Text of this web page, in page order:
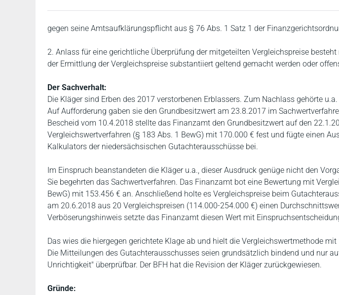
gegen seine Amtsaufklärungspflicht aus § 76 Abs. 1 Satz 1 der
2. Anlass für eine gerichtliche Überprüfung der mitgeteilten Vergleichspreise
der Ermittlung der Vergleichspreise substantiiert geltend gemacht werden oder
Der Sachverhalt:
Die Kläger sind Erben des 2017 verstorbenen Erblassers. Zum Nachlass gehörte
Auf Aufforderung gaben sie den Grundbesitzwert am 23.8.2017 im
Bescheid vom 10.4.2018 stellte das Finanzamt den Grundbesitzwert auf den
Vergleichswertverfahren (§ 183 Abs. 1 BewG) mit 170.000 € fest und fügte einen
Kalkulators der niedersächsischen Gutachterausschüsse bei.
Im Einspruch beanstandeten die Kläger u.a., dieser Ausdruck genüge nicht den
Sie begehrten das Sachwertverfahren. Das Finanzamt bot eine Bewertung mit
BewG) mit 153.456 € an. Anschließend holte es Vergleichspreise beim
am 20.6.2018 aus 20 Vergleichspreisen (114.000-254.000 €) einen
Verböserungshinweis setzte das Finanzamt diesen Wert mit
Das wies die hiergegen gerichtete Klage ab und hielt die Vergleichswertmethode
Die Mitteilungen des Gutachterausschusses seien grundsätzlich bindend und nur
Unrichtigkeit" überprüfbar. Der BFH hat die Revision der Kläger zurückgewiesen.
Gründe: